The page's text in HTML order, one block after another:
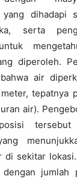
yang dihadapi
serta
diperoleh.
air
tepatnya
air).
tersebut
di sekitar
jumlah